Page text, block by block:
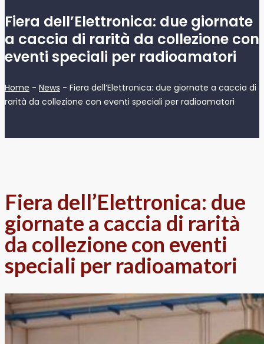
Fiera dell’Elettronica: due giornate
a caccia di rarità da collezione con
eventi speciali per radioamatori
Home - News - Fiera dell’Elettronica: due giornate a caccia di
rarità da collezione con eventi speciali per radioamatori
Fiera dell’Elettronica: due
giornate a caccia di rarità
da collezione con eventi
speciali per radioamatori